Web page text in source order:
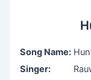
Song Name:
Singer: